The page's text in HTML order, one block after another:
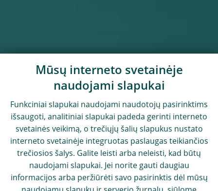
Mūsų interneto svetainėje
naudojami slapukai
Funkciniai slapukai naudojami naudotojų pasirinktims
išsaugoti, analitiniai slapukai padeda gerinti interneto
svetainės veikimą, o trečiųjų šalių slapukus nustato
interneto svetainėje integruotas paslaugas teikiančios
trečiosios šalys. Galite leisti arba neleisti, kad būtų
naudojami slapukai. Jei norite gauti daugiau
informacijos arba peržiūrėti savo pasirinktis dėl mūsų